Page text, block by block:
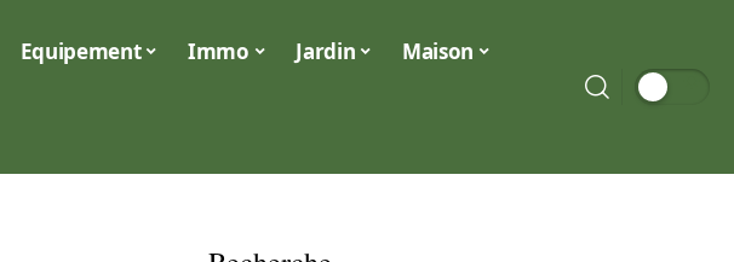
Equipement Immo Jardin Maison